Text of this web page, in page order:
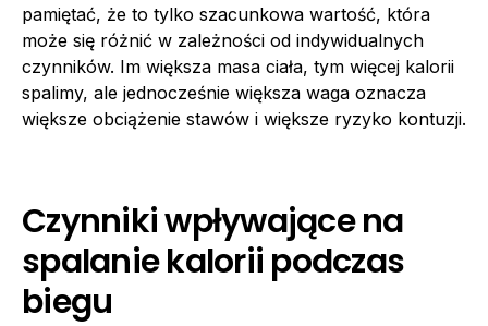
pamiętać, że to tylko szacunkowa wartość, która
może się różnić w zależności od indywidualnych
czynników. Im większa masa ciała, tym więcej kalorii
spalimy, ale jednocześnie większa waga oznacza
większe obciążenie stawów i większe ryzyko kontuzji.
Czynniki wpływające na
spalanie kalorii podczas
biegu